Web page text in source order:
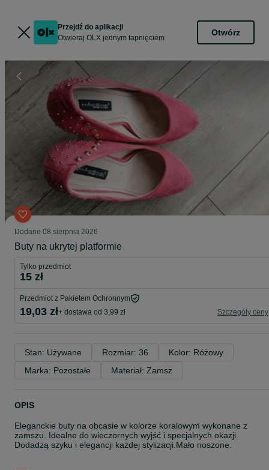
Przejdź do aplikacji
Otwieraj OLX jednym tapnięciem
Otwórz
Dodane 08 sierpnia 2026
Buty na ukrytej platformie
Tylko przedmiot
15 zł
Przedmiot z Pakietem Ochronnym
19,03 zł+ dostawa od 3,99 zł Szczegóły ceny
Stan: Używane Rozmiar: 36
Kolor: Różowy
Marka: Pozostałe
Materiał: Zamsz
OPIS
Eleganckie buty na obcasie w kolorze koralowym wykonane z
zamszu. Idealne do wieczornych wyjść i specjalnych okazji.
Dodadzą szyku i elegancji każdej stylizacji.Mało noszone.